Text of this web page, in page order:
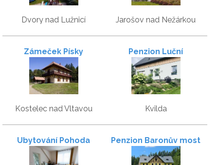
Dvory nad Lužnicí Jarošov nad Nežárkou
Zámeček Písky
Kostelec nad Vltavou
Penzion Luční
Kvilda
Ubytování Pohoda Penzion Baronův most